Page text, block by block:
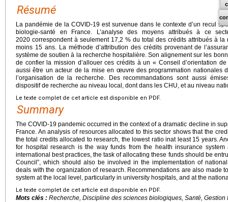
Résumé
La pandémie de la COVID-19 est survenue dans le contexte d’un recul
biologie-santé en France. L’analyse des moyens attribués à ce
2020 correspondent à seulement 17,2 % du total des crédits attribués à
moins 15 ans. La méthode d’attribution des crédits provenant de
système de soutien à la recherche hospitalière. Son alignement sur les
de confier la mission d’allouer ces crédits à un « Conseil d’orientation
aussi être un acteur de la mise en œuvre des programmation nationales
l’organisation de la recherche. Des recommandations sont aussi
dispositif de recherche au niveau local, dont dans les CHU, et au niveau
Le texte complet de cet article est disponible en PDF.
Summary
The COVID-19 pandemic occurred in the context of a dramatic decline in
France. An analysis of resources allocated to this sector shows that the
the total credits allocated to research, the lowest ratio inat least 15 years.
for hospital research is the way funds from the health insurance
international best practices, the task of allocating these funds should be
Council”, which should also be involved in the implementation of
deals with the organization of research. Recommendations are also made
system at the local level, particularly in university hospitals, and at the
Le texte complet de cet article est disponible en PDF.
Mots clés : Recherche, Discipline des sciences biologiques, Santé,